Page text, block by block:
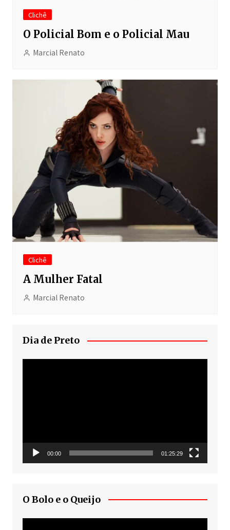
Clichê
O Policial Bom e o Policial Mau
Marcial Renato
Clichê
A Mulher Fatal
Marcial Renato
Dia de Preto
00:00 01:25:29
O Bolo e o Queijo